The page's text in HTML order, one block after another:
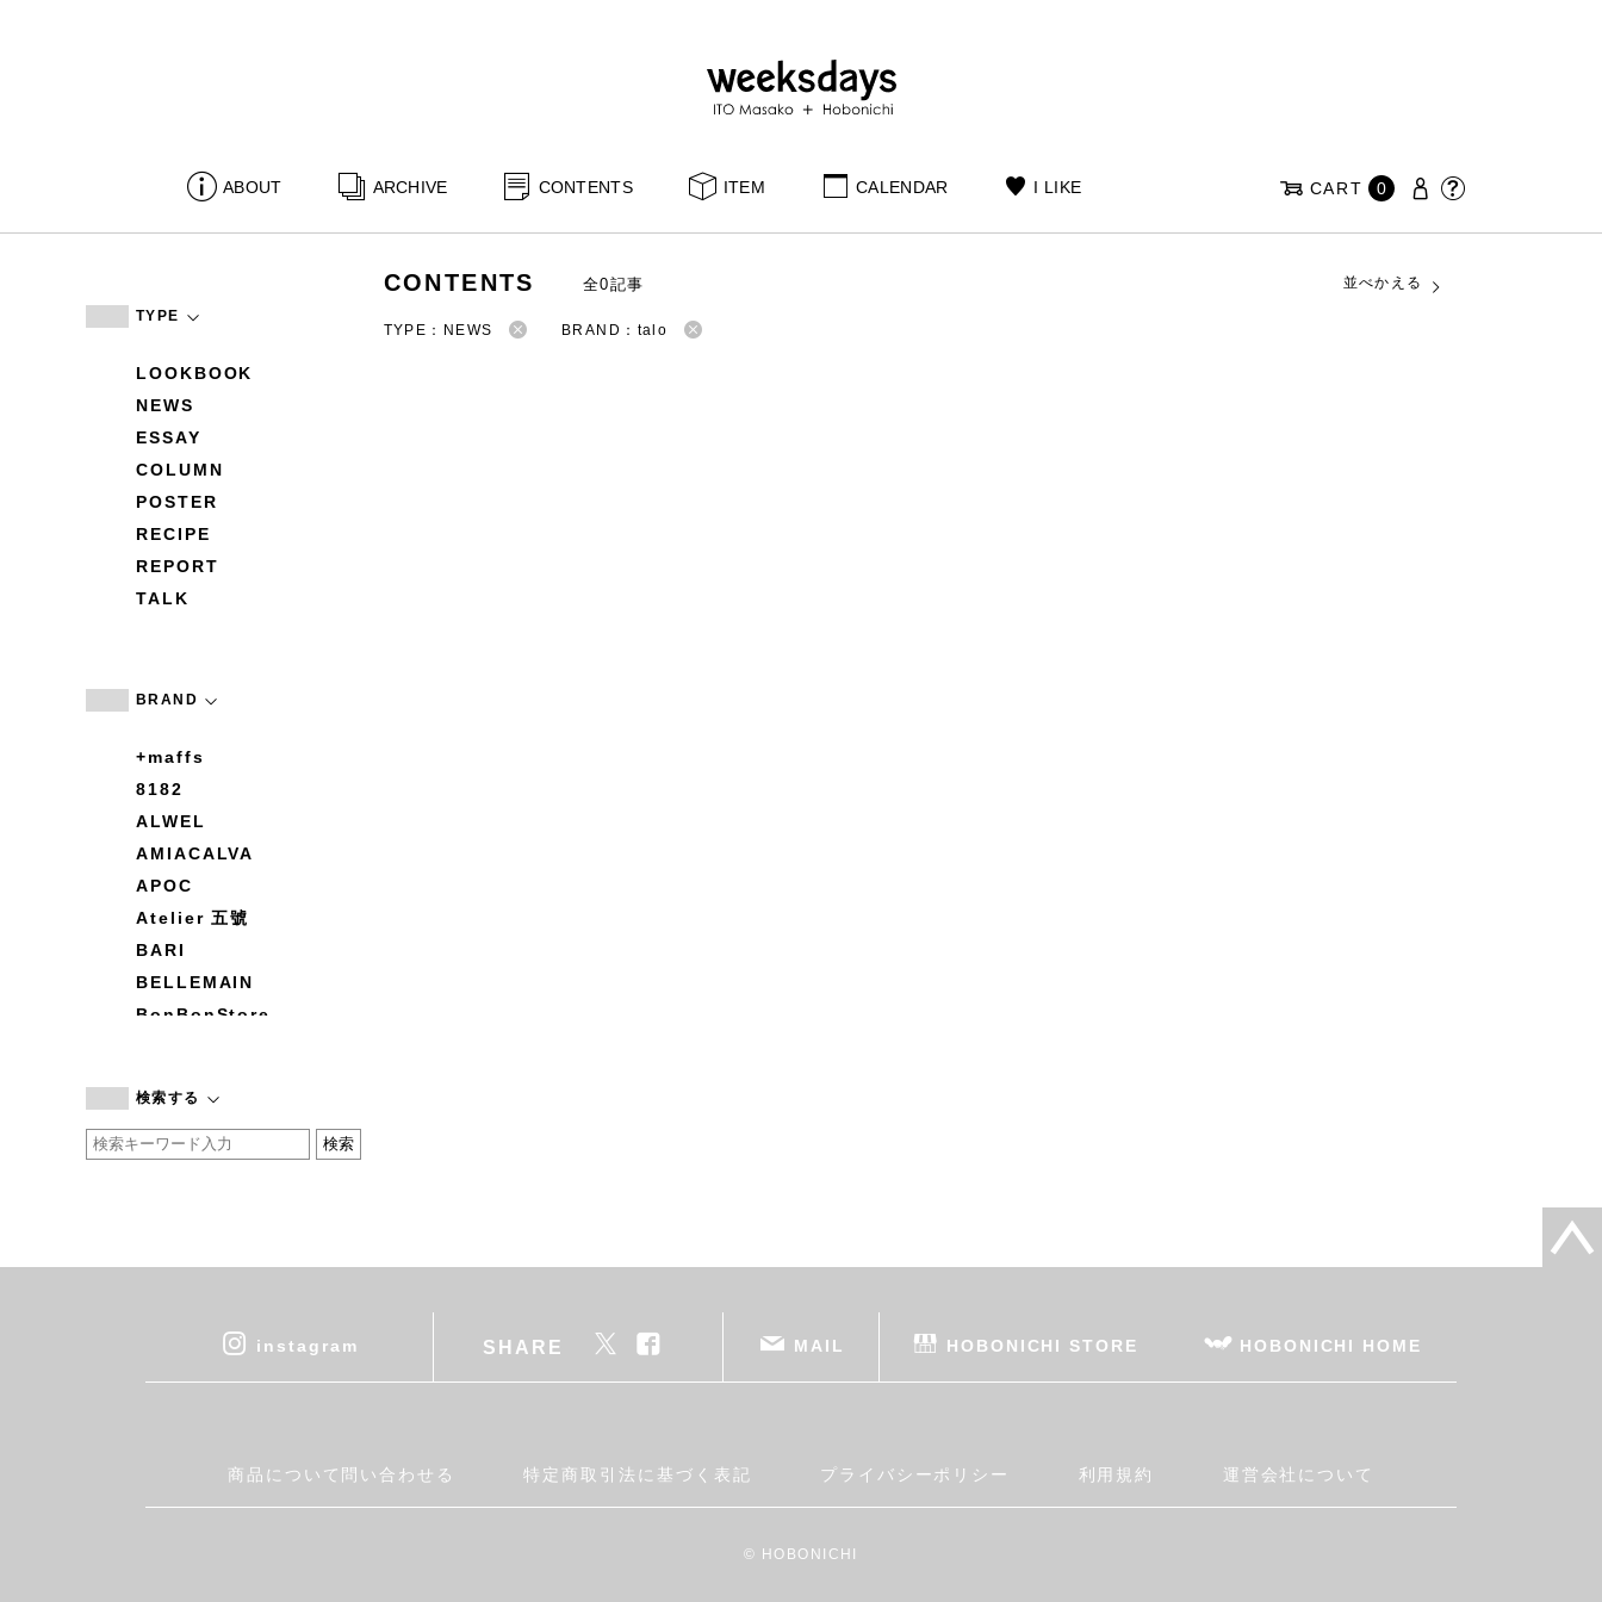
ABOUT ARCHIVE CONTENTS ITEM CALENDAR I LIKE CART 0
TYPE
LOOKBOOK
NEWS
ESSAY
COLUMN
POSTER
RECIPE
REPORT
TALK
BRAND
+maffs
8182
ALWEL
AMIACALVA
APOC
Atelier 五號
BARI
BELLEMAIN
BonBonStore
by basics
CATWORTH
cohan
DEAN & DELUCA
Fatima Morocco
検索する
CONTENTS 全0記事 並べかえる
TYPE：NEWS BRAND：talo
instagram SHARE MAIL HOBONICHI STORE HOBONICHI HOME
商品について問い合わせる 特定商取引法に基づく表記 プライバシーポリシー 利用規約 運営会社について
© HOBONICHI